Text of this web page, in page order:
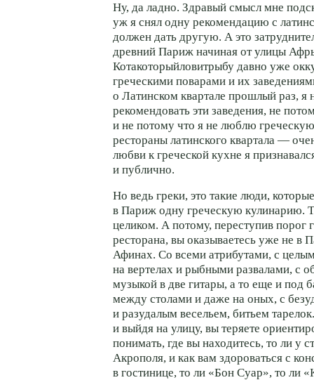
Ну, да ладно. Здравый смысл мне
уж я снял одну рекомендацию с
должен дать другую. А это
древний Париж начиная от улицы
Котакоторыйловитрыбу давно уже
греческими поварами и их
о Латинском квартале прошлый раз, я
рекомендовать эти заведения, не
и не потому что я не люблю
рестораны латинского квартала —
любви к греческой кухне я
и публично.
Но ведь греки, это такие люди,
в Париж одну греческую кулинарию.
целиком. А потому, переступив порог
ресторана, вы оказываетесь уже не в
Афинах. Со всеми атрибутами, с
на вертелах и рыбными развалами, с
музыкой в две гитары, а то еще и под
между столами и даже на оных, с
и разудалым весельем, битьем
и выйдя на улицу, вы теряете
понимать, где вы находитесь, то ли у
Акрополя, и как вам здороваться с
в гостинице, то ли «Бон Суар», то ли